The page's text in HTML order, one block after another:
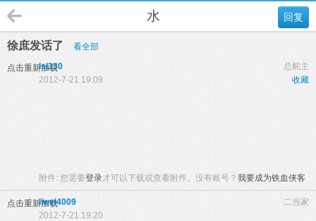
回复
水
徐庶发话了 看全部
点击重新加载 总舵主
lsl330
收藏
2012-7-21 19:09
附件: 您需要登录才可以下载或查看附件。没有账号？ 我要成为铁血侠客
点击重新加载 二当家
liwei4009
2012-7-21 19:20